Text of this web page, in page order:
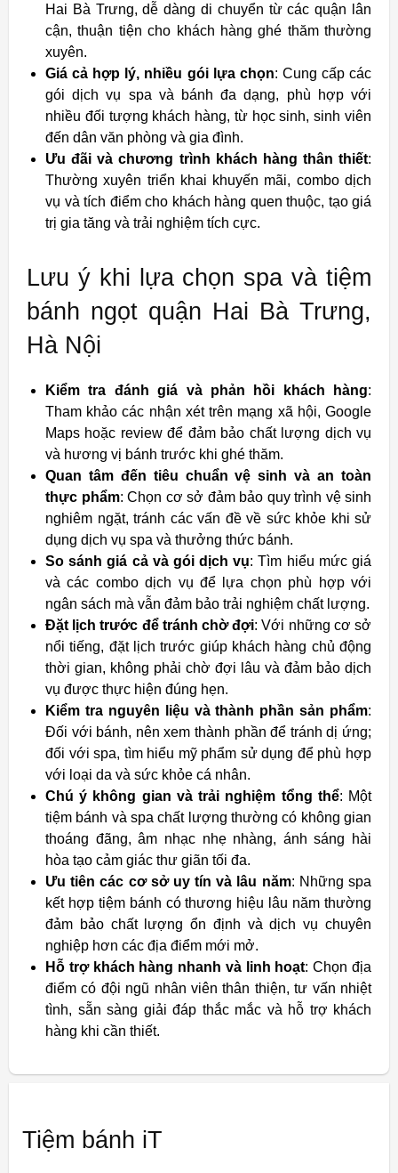
Hai Bà Trưng, dễ dàng di chuyển từ các quận lân
cận, thuận tiện cho khách hàng ghé thăm thường
xuyên.
Giá cả hợp lý, nhiều gói lựa chọn: Cung cấp các
gói dịch vụ spa và bánh đa dạng, phù hợp với
nhiều đối tượng khách hàng, từ học sinh, sinh viên
đến dân văn phòng và gia đình.
Ưu đãi và chương trình khách hàng thân thiết:
Thường xuyên triển khai khuyến mãi, combo dịch
vụ và tích điểm cho khách hàng quen thuộc, tạo giá
trị gia tăng và trải nghiệm tích cực.
Lưu ý khi lựa chọn spa và tiệm
bánh ngọt quận Hai Bà Trưng,
Hà Nội
Kiểm tra đánh giá và phản hồi khách hàng:
Tham khảo các nhận xét trên mạng xã hội, Google
Maps hoặc review để đảm bảo chất lượng dịch vụ
và hương vị bánh trước khi ghé thăm.
Quan tâm đến tiêu chuẩn vệ sinh và an toàn
thực phẩm: Chọn cơ sở đảm bảo quy trình vệ sinh
nghiêm ngặt, tránh các vấn đề về sức khỏe khi sử
dụng dịch vụ spa và thưởng thức bánh.
So sánh giá cả và gói dịch vụ: Tìm hiểu mức giá
và các combo dịch vụ để lựa chọn phù hợp với
ngân sách mà vẫn đảm bảo trải nghiệm chất lượng.
Đặt lịch trước để tránh chờ đợi: Với những cơ sở
nổi tiếng, đặt lịch trước giúp khách hàng chủ động
thời gian, không phải chờ đợi lâu và đảm bảo dịch
vụ được thực hiện đúng hẹn.
Kiểm tra nguyên liệu và thành phần sản phẩm:
Đối với bánh, nên xem thành phần để tránh dị ứng;
đối với spa, tìm hiểu mỹ phẩm sử dụng để phù hợp
với loại da và sức khỏe cá nhân.
Chú ý không gian và trải nghiệm tổng thể: Một
tiệm bánh và spa chất lượng thường có không gian
thoáng đãng, âm nhạc nhẹ nhàng, ánh sáng hài
hòa tạo cảm giác thư giãn tối đa.
Ưu tiên các cơ sở uy tín và lâu năm: Những spa
kết hợp tiệm bánh có thương hiệu lâu năm thường
đảm bảo chất lượng ổn định và dịch vụ chuyên
nghiệp hơn các địa điểm mới mở.
Hỗ trợ khách hàng nhanh và linh hoạt: Chọn địa
điểm có đội ngũ nhân viên thân thiện, tư vấn nhiệt
tình, sẵn sàng giải đáp thắc mắc và hỗ trợ khách
hàng khi cần thiết.
Tiệm bánh iT